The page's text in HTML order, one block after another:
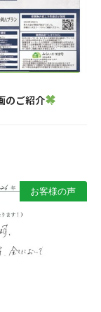
ご紹介
お客様の声